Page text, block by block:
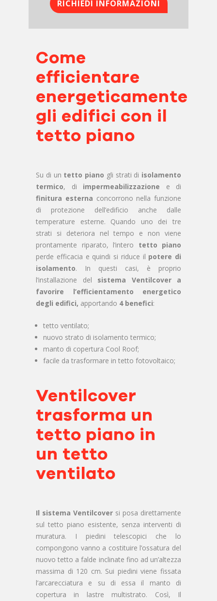
RICHIEDI INFORMAZIONI
Come
efficientare
energeticamente
gli edifici con il
tetto piano
Su di un tetto piano gli strati di isolamento
termico, di impermeabilizzazione e di
finitura esterna concorrono nella funzione
di protezione dell’edificio anche dalle
temperature esterne. Quando uno dei tre
strati si deteriora nel tempo e non viene
prontamente riparato, l’intero tetto piano
perde efficacia e quindi si riduce il potere di
isolamento. In questi casi, è proprio
l’installazione del sistema Ventilcover a
favorire l’efficientamento energetico
degli edifici, apportando 4 benefici:
tetto ventilato;
nuovo strato di isolamento termico;
manto di copertura Cool Roof;
facile da trasformare in tetto fotovoltaico;
Ventilcover
trasforma un
tetto piano in
un tetto
ventilato
Il sistema Ventilcover si posa direttamente
sul tetto piano esistente, senza interventi di
muratura. I piedini telescopici che lo
compongono vanno a costituire l’ossatura del
nuovo tetto a falde inclinate fino ad un’altezza
massima di 120 cm. Sui piedini viene fissata
l’arcarecciatura e su di essa il manto di
copertura in lastre multistrato. Così, Il